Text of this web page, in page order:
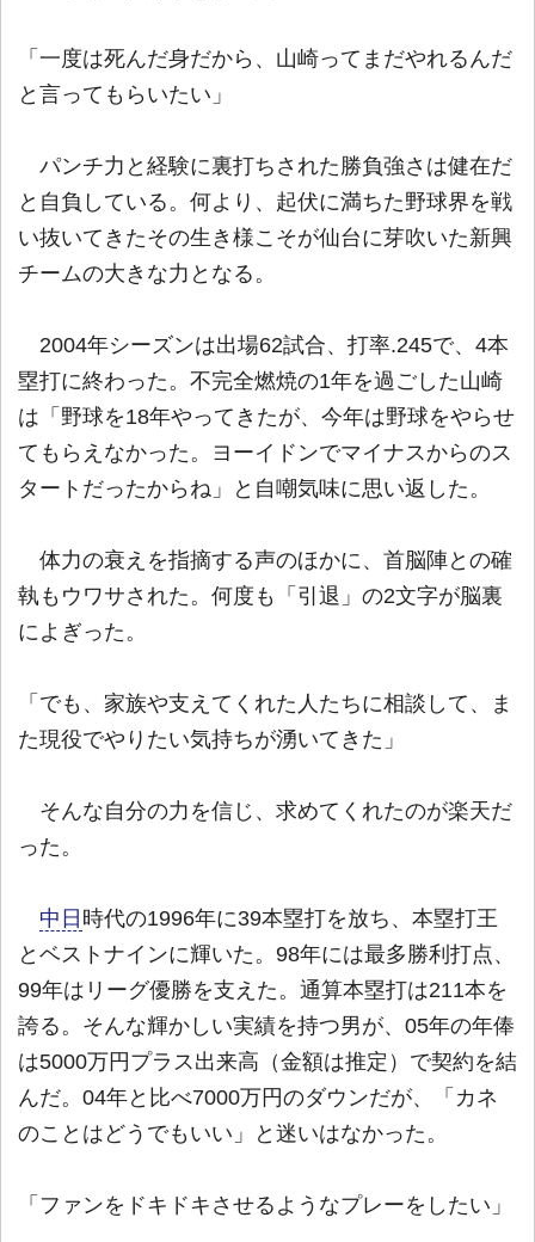
「一度は死んだ身だから、山崎ってまだやれるんだ
と言ってもらいたい」
パンチ力と経験に裏打ちされた勝負強さは健在だ
と自負している。何より、起伏に満ちた野球界を戦
い抜いてきたその生き様こそが仙台に芽吹いた新興
チームの大きな力となる。
2004年シーズンは出場62試合、打率.245で、4本
塁打に終わった。不完全燃焼の1年を過ごした山崎
は「野球を18年やってきたが、今年は野球をやらせ
てもらえなかった。ヨーイドンでマイナスからのス
タートだったからね」と自嘲気味に思い返した。
体力の衰えを指摘する声のほかに、首脳陣との確
執もウワサされた。何度も「引退」の2文字が脳裏
によぎった。
「でも、家族や支えてくれた人たちに相談して、ま
た現役でやりたい気持ちが湧いてきた」
そんな自分の力を信じ、求めてくれたのが楽天だ
った。
中日 時代の1996年に39本塁打を放ち、本塁打王
とベストナインに輝いた。98年には最多勝利打点、
99年はリーグ優勝を支えた。通算本塁打は211本を
誇る。そんな輝かしい実績を持つ男が、05年の年俸
は5000万円プラス出来高（金額は推定）で契約を結
んだ。04年と比べ7000万円のダウンだが、「カネ
のことはどうでもいい」と迷いはなかった。
「ファンをドキドキさせるようなプレーをしたい」